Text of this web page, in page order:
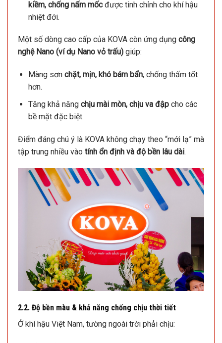
kiềm, chống nấm mốcđược tinh chỉnh cho khí hậu
nhiệt đới.
Một số dòng cao cấp của KOVA còn ứng dụng công
nghệ Nano (ví dụ Nano vỏ trấu) giúp:
Màng sơn chặt, mịn, khó bám bẩn, chống thấm tốt
hơn.
Tăng khả năng chịu mài mòn, chịu va đậpcho các
bề mặt đặc biệt.
Điểm đáng chú ý là KOVA không chạy theo “mới lạ” mà
tập trung nhiều vào tính ổn định và độ bền lâu dài.
2.2. Độ bền màu & khả năng chống chịu thời tiết
Ở khí hậu Việt Nam, tường ngoài trời phải chịu: